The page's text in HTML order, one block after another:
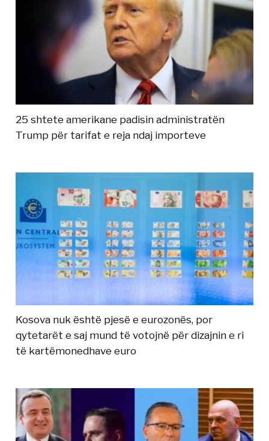
25 shtete amerikane padisin administratën
Trump për tarifat e reja ndaj importeve
Kosova nuk është pjesë e eurozonës, por
qytetarët e saj mund të votojnë për dizajnin e ri
të kartëmonedhave euro